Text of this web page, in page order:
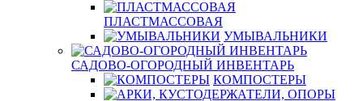
ПЛАСТМАССОВАЯ
УМЫВАЛЬНИКИ
САДОВО-ОГОРОДНЫЙ ИНВЕНТАРЬ
КОМПОСТЕРЫ